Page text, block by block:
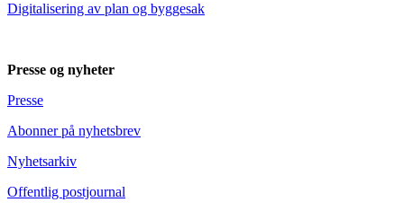
Digitalisering av plan og byggesak
Presse og nyheter
Presse
Abonner på nyhetsbrev
Nyhetsarkiv
Offentlig postjournal